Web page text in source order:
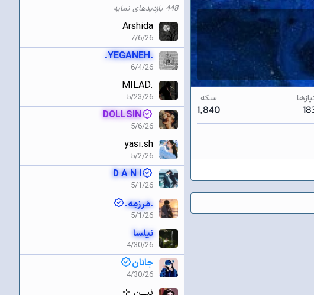
سکه
1,840
448 بازدیدهای نمایه
Arshida
7/6/26
.YEGANEH.
6/4/26
MILAD.
5/23/26
DOLLSIN
5/6/26
yasi.sh
5/2/26
D A N I
5/1/26
.مَرزمِه.
5/1/26
نیلسا
4/30/26
جانان
4/30/26